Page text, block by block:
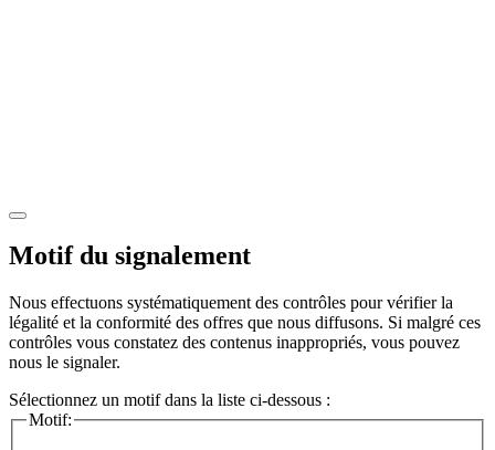
Motif du signalement
Nous effectuons systématiquement des contrôles pour vérifier la
légalité et la conformité des offres que nous diffusons. Si malgré ces
contrôles vous constatez des contenus inappropriés, vous pouvez
nous le signaler.
Sélectionnez un motif dans la liste ci-dessous :
Motif: